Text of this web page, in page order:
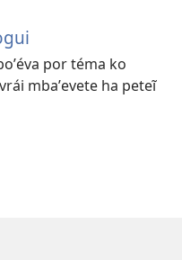
por téma ko
mbaʼevete ha peteĩ